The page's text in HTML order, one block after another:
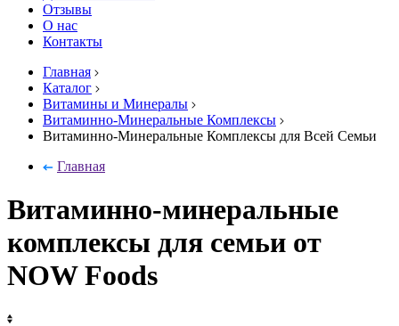
Отзывы
О нас
Контакты
Главная
Каталог
Витамины и Минералы
Витаминно-Минеральные Комплексы
Витаминно-Минеральные Комплексы для Всей Семьи
Главная
Витаминно-минеральные
комплексы для семьи от
NOW Foods